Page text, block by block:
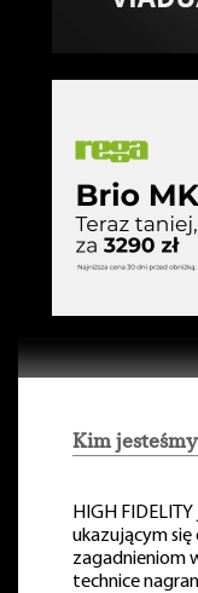
Kim
HIGH
ukazującym się
zagadnieniom
technice